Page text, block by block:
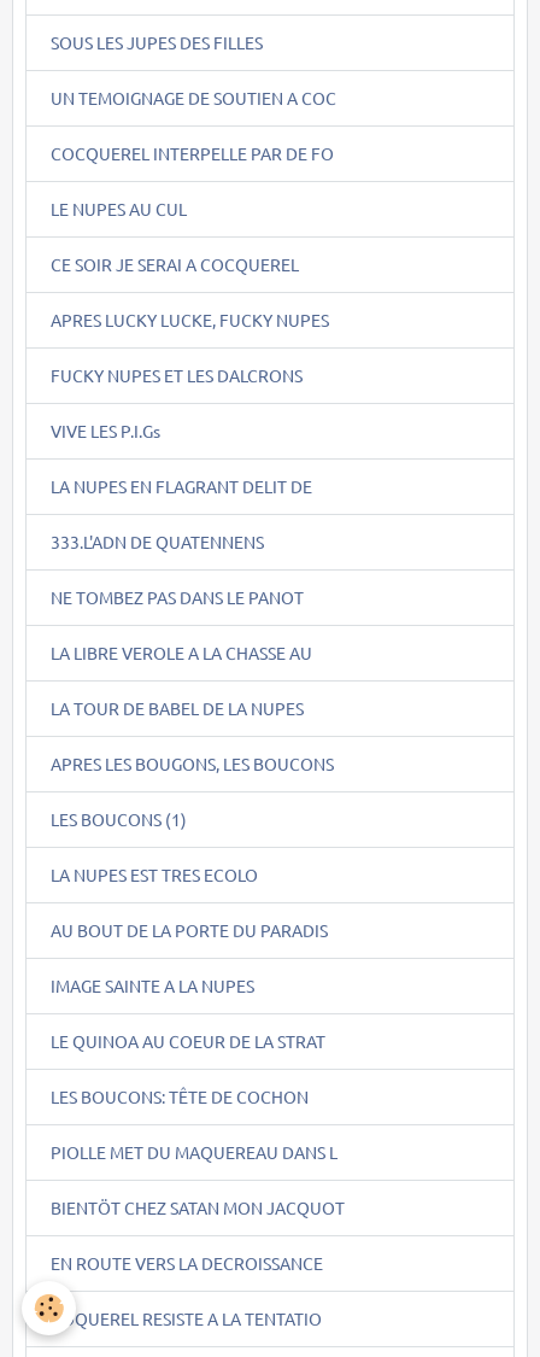
SOUS LES JUPES DES FILLES
UN TEMOIGNAGE DE SOUTIEN A COC
COCQUEREL INTERPELLE PAR DE FO
LE NUPES AU CUL
CE SOIR JE SERAI A COCQUEREL
APRES LUCKY LUCKE, FUCKY NUPES
FUCKY NUPES ET LES DALCRONS
VIVE LES P.I.Gs
LA NUPES EN FLAGRANT DELIT DE
333.L'ADN DE QUATENNENS
NE TOMBEZ PAS DANS LE PANOT
LA LIBRE VEROLE A LA CHASSE AU
LA TOUR DE BABEL DE LA NUPES
APRES LES BOUGONS, LES BOUCONS
LES BOUCONS (1)
LA NUPES EST TRES ECOLO
AU BOUT DE LA PORTE DU PARADIS
IMAGE SAINTE A LA NUPES
LE QUINOA AU COEUR DE LA STRAT
LES BOUCONS: TÊTE DE COCHON
PIOLLE MET DU MAQUEREAU DANS L
BIENTÖT CHEZ SATAN MON JACQUOT
EN ROUTE VERS LA DECROISSANCE
COQUEREL RESISTE A LA TENTATIO